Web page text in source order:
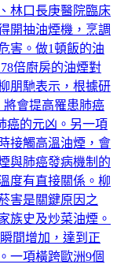
開抽油煙機，烹調
害。做1頓飯的油
倍廚房的油煙對
朋馳表示，根據研
將會提高罹患肺癌
癌的元凶。另一項
接觸高溫油煙，會
與肺癌發病機制的
度有直接關係。柳
害是關鍵原因之
族史及炒菜油煙。
間增加，達到正
一項橫跨歐洲9個
現，每立方公尺空